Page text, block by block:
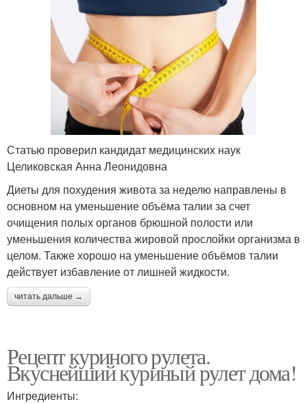
Статью проверил кандидат медицинских наук
Целиковская Анна Леонидовна
Диеты для похудения живота за неделю направлены в
основном на уменьшение объёма талии за счет
очищения полых органов брюшной полости или
уменьшения количества жировой прослойки организма в
целом. Также хорошо на уменьшение объёмов талии
действует избавление от лишней жидкости.
читать дальше →
Рецепт куриного рулета.
Вкуснейший куриный рулет дома!
Ингредиенты: